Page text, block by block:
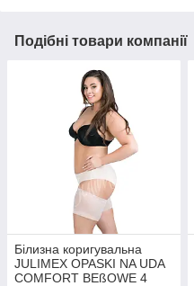
Подібні товари компанії
Білизна коригувальна
JULIMEX OPASKI NA UDA
COMFORT BEßOWE 4